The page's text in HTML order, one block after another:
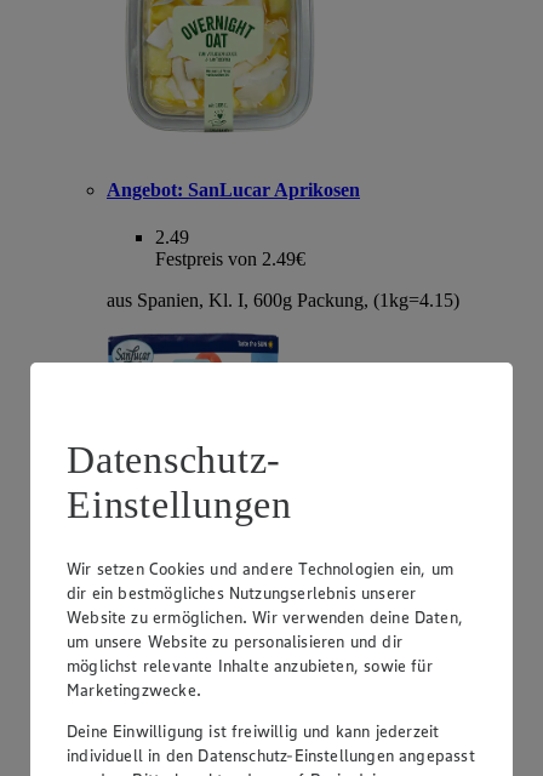
Angebot: SanLucar Aprikosen
2.49
Festpreis von 2.49€
aus Spanien, Kl. I, 600g Packung, (1kg=4.15)
Angebot:Zespri Kiwi Gold „Jumbo“
1.00
Festpreis von 1.00€
aus Neuseeland, Kl. I, Stück
Datenschutz-
Einstellungen
Wir setzen Cookies und andere Technologien ein, um
dir ein bestmögliches Nutzungserlebnis unserer
Website zu ermöglichen. Wir verwenden deine Daten,
um unsere Website zu personalisieren und dir
möglichst relevante Inhalte anzubieten, sowie für
Marketingzwecke.
Deine Einwilligung ist freiwillig und kann jederzeit
individuell in den Datenschutz-Einstellungen angepasst